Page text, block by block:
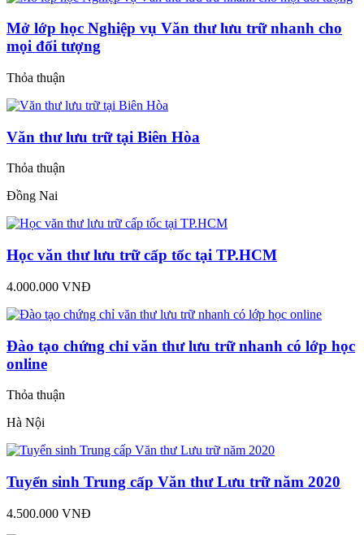
Mở lớp học Nghiệp vụ Văn thư lưu trữ nhanh cho
mọi đối tượng
Thỏa thuận
Văn thư lưu trữ tại Biên Hòa
Thỏa thuận
Đồng Nai
Học văn thư lưu trữ cấp tốc tại TP.HCM
4.000.000 VNĐ
Đào tạo chứng chỉ văn thư lưu trữ nhanh có lớp học
online
Thỏa thuận
Hà Nội
Tuyển sinh Trung cấp Văn thư Lưu trữ năm 2020
4.500.000 VNĐ